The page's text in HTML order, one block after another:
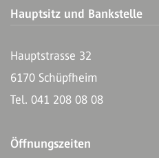
Hauptsitz und Bankstelle
Hauptstrasse 32
6170 Schüpfheim
Tel. 041 208 08 08
Öffnungszeiten